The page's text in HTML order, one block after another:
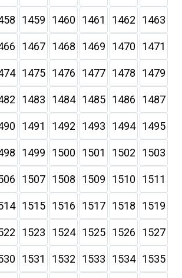
1459 1460 1461 1462 1463
1467 1468 1469 1470 1471
1475 1476 1477 1478 1479
1483 1484 1485 1486 1487
1491 1492 1493 1494 1495
1499 1500 1501 1502 1503
1507 1508 1509 1510 1511
1515 1516 1517 1518 1519
1523 1524 1525 1526 1527
1531 1532 1533 1534 1535